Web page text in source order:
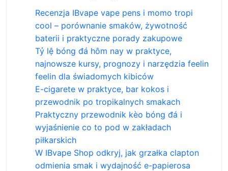
Recenzja IBvape vape pens i momo tropi
cool – porównanie smaków, żywotność
baterii i praktyczne porady zakupowe
Tỷ lệ bóng đá hôm nay w praktyce,
najnowsze kursy, prognozy i narzędzia feelin
feelin dla świadomych kibiców
E-cigarete w praktyce, bar kokos i
przewodnik po tropikalnych smakach
Praktyczny przewodnik kèo bóng đá i
wyjaśnienie co to pod w zakładach
piłkarskich
W IBvape Shop odkryj, jak grzałka clapton
odmienia smak i wydajność e-papierosa